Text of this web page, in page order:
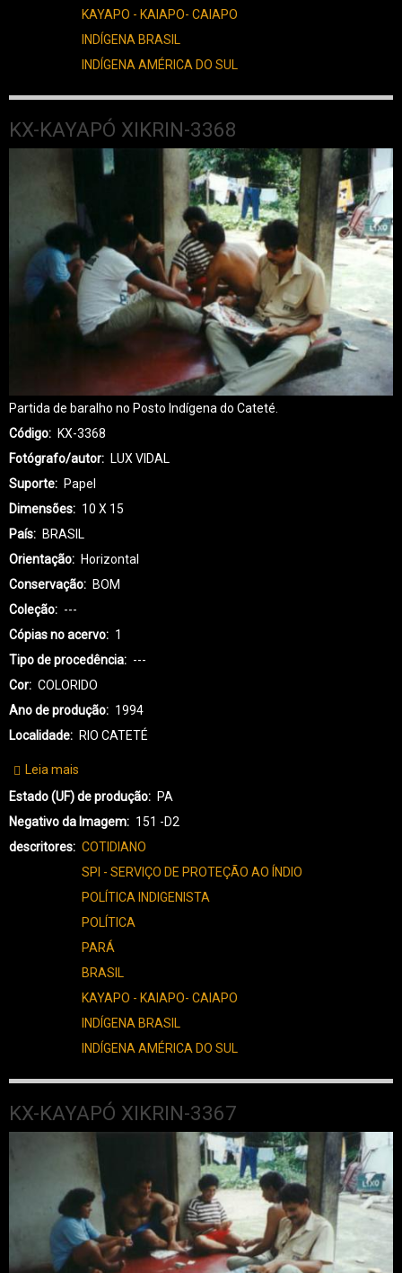
KAYAPO - KAIAPO- CAIAPO
INDÍGENA BRASIL
INDÍGENA AMÉRICA DO SUL
KX-KAYAPÓ XIKRIN-3368
Partida de baralho no Posto Indígena do Cateté.
Código
KX-3368
Fotógrafo/autor
LUX VIDAL
Suporte
Papel
Dimensões
10 X 15
País
BRASIL
Orientação
Horizontal
Conservação
BOM
Coleção
---
Cópias no acervo
1
Tipo de procedência
---
Cor
COLORIDO
Ano de produção
1994
Localidade
RIO CATETÉ
Leia mais
KX-
KAYAPÓ
XIKRIN-
3368
Estado (UF) de produção
PA
Negativo da Imagem
151 -D2
descritores
COTIDIANO
SPI - SERVIÇO DE PROTEÇÃO AO ÍNDIO
POLÍTICA INDIGENISTA
POLÍTICA
PARÁ
BRASIL
KAYAPO - KAIAPO- CAIAPO
INDÍGENA BRASIL
INDÍGENA AMÉRICA DO SUL
KX-KAYAPÓ XIKRIN-3367